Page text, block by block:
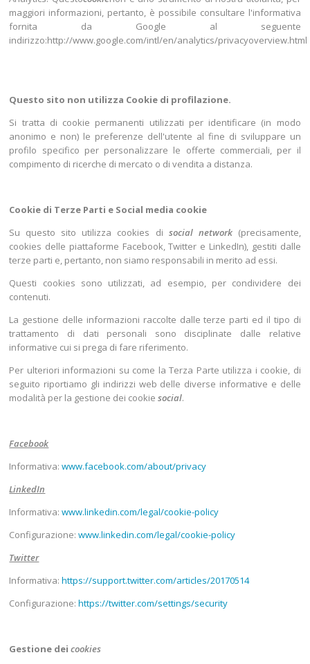
maggiori informazioni, pertanto, è possibile consultare l'informativa
fornita da Google al seguente
indirizzo:http://www.google.com/intl/en/analytics/privacyoverview.html
Questo sito non utilizza Cookie di profilazione.
Si tratta di cookie permanenti utilizzati per identificare (in modo
anonimo e non) le preferenze dell'utente al fine di sviluppare un
profilo specifico per personalizzare le offerte commerciali, per il
compimento di ricerche di mercato o di vendita a distanza.
Cookie di Terze Parti e Social media cookie
Su questo sito utilizza cookies di social network(precisamente,
cookies delle piattaforme Facebook, Twitter e LinkedIn), gestiti dalle
terze parti e, pertanto, non siamo responsabili in merito ad essi.
Questi cookies sono utilizzati, ad esempio, per condividere dei
contenuti.
La gestione delle informazioni raccolte dalle terze parti ed il tipo di
trattamento di dati personali sono disciplinate dalle relative
informative cui si prega di fare riferimento.
Per ulteriori informazioni su come la Terza Parte utilizza i cookie, di
seguito riportiamo gli indirizzi web delle diverse informative e delle
modalità per la gestione dei cookiesocial.
Facebook
Informativa:www.facebook.com/about/privacy
LinkedIn
Informativa:www.linkedin.com/legal/cookie-policy
Configurazione:www.linkedin.com/legal/cookie-policy
Twitter
Informativa:https://support.twitter.com/articles/20170514
Configurazione:https://twitter.com/settings/security
Gestione deicookies